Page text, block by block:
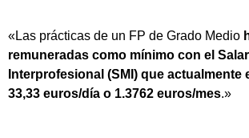
«Las prácticas de un FP de Grado Medio
remuneradas como mínimo con el
Interprofesional (SMI) que actualmente
33,33 euros/día o 1.3762 euros/mes.»